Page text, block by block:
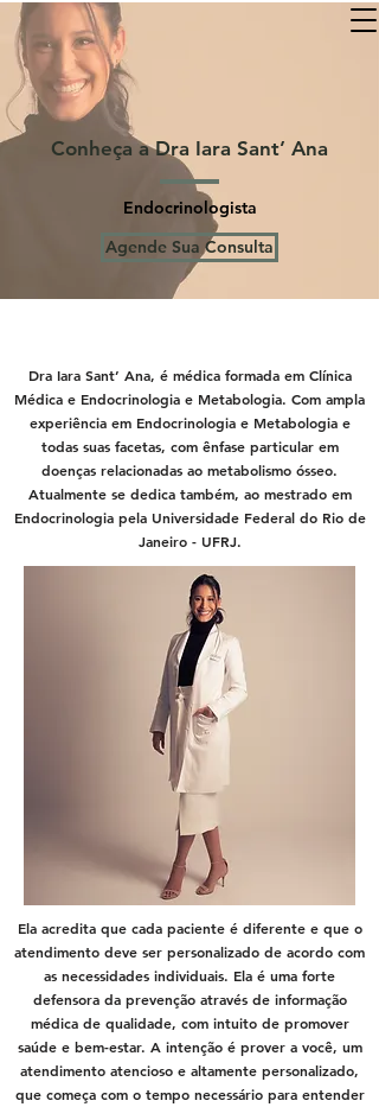
Conheça a Dra Iara Sant’ Ana
Endocrinologista
Agende Sua Consulta
Dra Iara Sant’ Ana, é médica formada em Clínica
Médica e Endocrinologia e Metabologia. Com ampla
experiência em Endocrinologia e Metabologia e
todas suas facetas, com ênfase particular em
doenças relacionadas ao metabolismo ósseo.
Atualmente se dedica também, ao mestrado em
Endocrinologia pela Universidade Federal do Rio de
Janeiro - UFRJ.
Ela acredita que cada paciente é diferente e que o
atendimento deve ser personalizado de acordo com
as necessidades individuais. Ela é uma forte
defensora da prevenção através de informação
médica de qualidade, com intuito de promover
saúde e bem-estar. A intenção é prover a você, um
atendimento atencioso e altamente personalizado,
que começa com o tempo necessário para entender